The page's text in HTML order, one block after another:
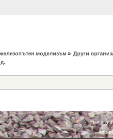
моделизъм» Други
SMF 2.0.4